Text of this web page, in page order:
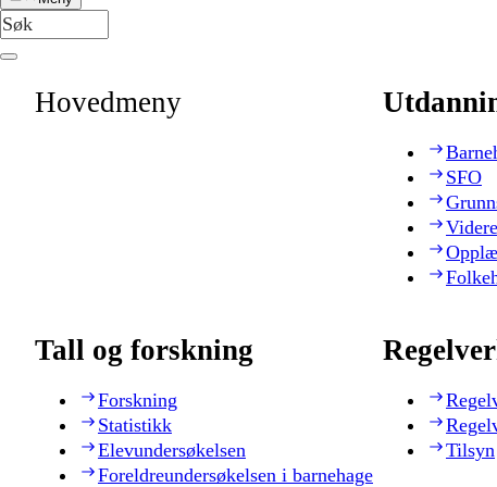
Hovedmeny
SFO
Tall og forskning
Forskning
Statistikk
Elevundersøkelsen
Foreldreundersøkelsen i barnehage
Tilsyn